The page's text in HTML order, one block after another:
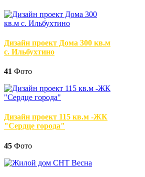
Дизайн проект Дома 300 кв.м
с. Ильбухтино
41 Фото
Дизайн проект 115 кв.м -ЖК
"Сердце города"
45 Фото